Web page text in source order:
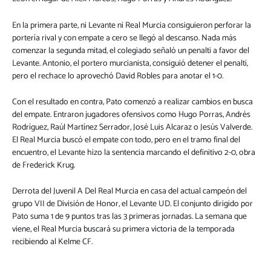
En la primera parte, ni Levante ni Real Murcia consiguieron perforar la
portería rival y con empate a cero se llegó al descanso. Nada más
comenzar la segunda mitad, el colegiado señaló un penalti a favor del
Levante. Antonio, el portero murcianista, consiguió detener el penalti,
pero el rechace lo aprovechó David Robles para anotar el 1-0.
Con el resultado en contra, Pato comenzó a realizar cambios en busca
del empate. Entraron jugadores ofensivos como Hugo Porras, Andrés
Rodríguez, Raúl Martínez Serrador, José Luis Alcaraz o Jesús Valverde.
El Real Murcia buscó el empate con todo, pero en el tramo final del
encuentro, el Levante hizo la sentencia marcando el definitivo 2-0, obra
de Frederick Krug.
Derrota del Juvenil A Del Real Murcia en casa del actual campeón del
grupo VII de División de Honor, el Levante UD. El conjunto dirigido por
Pato suma 1 de 9 puntos tras las 3 primeras jornadas. La semana que
viene, el Real Murcia buscará su primera victoria de la temporada
recibiendo al Kelme CF.